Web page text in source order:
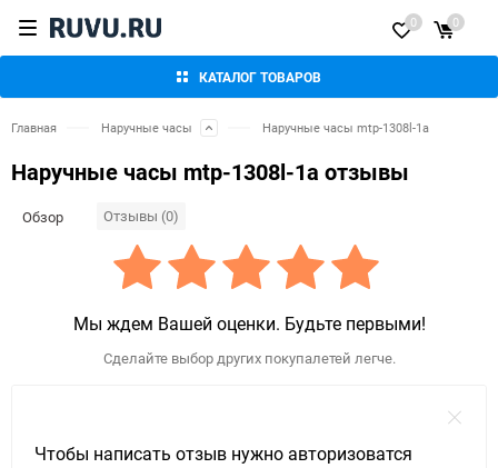
КАТАЛОГ ТОВАРОВ
0 0
Главная Наручные часы Наручные часы mtp-1308l-1a
Наручные часы mtp-1308l-1a отзывы
Обзор Отзывы (0)
Мы ждем Вашей оценки. Будьте первыми!
Сделайте выбор других покупалетей легче.
Чтобы написать отзыв нужно авторизоватся